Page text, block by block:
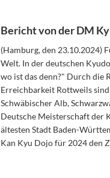
Bericht von der DM
(Hamburg, den 23.10.2024)
Welt. In der deutschen
wo ist das denn?" Durch die
Erreichbarkeit Rottweils
Schwäbischer Alb,
Deutsche Meisterschaft der
ältesten Stadt Baden-
Kan Kyu Dojo für 2024 den